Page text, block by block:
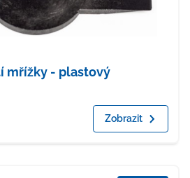
mřížky - plastový
Zobrazit